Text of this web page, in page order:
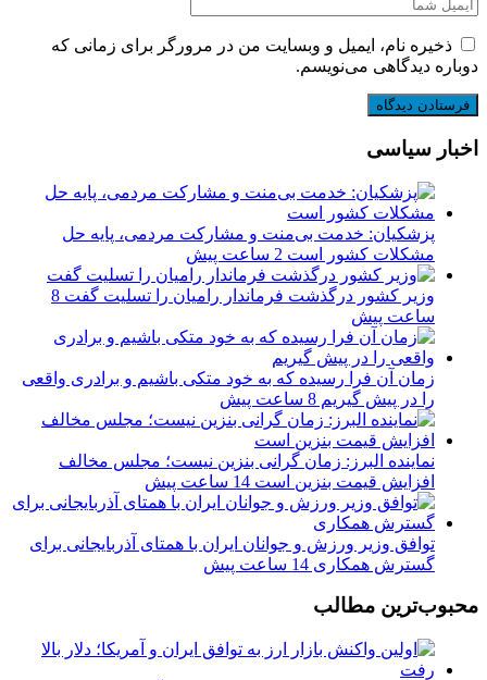
ذخیره نام، ایمیل و وبسایت من در مرورگر برای زمانی که
دوباره دیدگاهی می‌نویسم.
اخبار سیاسی
پزشکیان: خدمت بی‌منت و مشارکت مردمی، پایه حل
مشکلات کشور است 2 ساعت پیش
وزیر کشور درگذشت فرماندار رامیان را تسلیت گفت 8
ساعت پیش
زمان آن فرا رسیده که به خود متکی باشیم و برادری واقعی
را در پیش گیریم 8 ساعت پیش
نماینده البرز: زمان گرانی بنزین نیست؛ مجلس مخالف
افزایش قیمت بنزین است 14 ساعت پیش
توافق وزیر ورزش و جوانان ایران با همتای آذربایجانی برای
گسترش همکاری 14 ساعت پیش
محبوب‌ترین مطالب